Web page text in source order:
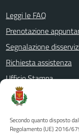
Secondo quanto disposto
Regolamento (UE) 2016/
Leggi le FAQ
Prenotazione
Segnalazione
Richiesta assistenza
Ufficio Stampa
Amministrazione
Albo pretorio
Informativa privacy